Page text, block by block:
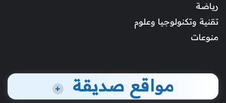
رياضة
تقنية وتكنولوجيا وعلوم
منوعات
مواقع صديقة +